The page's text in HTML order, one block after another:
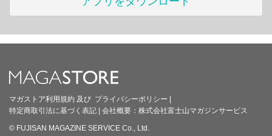
マガストア利用規約 及び プライバシーポリシー
特定商取引法に基づく表記
会社概要： 株式会社富士山マガジンサービス
© FUJISAN MAGAZINE SERVICE Co., Ltd.